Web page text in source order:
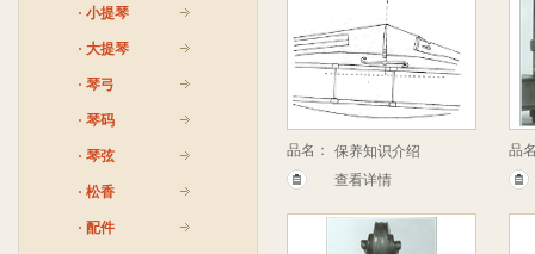
· 小提琴
· 大提琴
· 琴弓
· 琴码
· 琴弦
· 松香
· 配件
品名：
保养知识介绍
查看详情
品